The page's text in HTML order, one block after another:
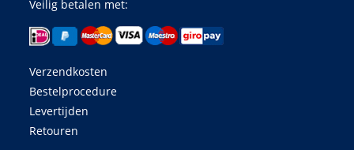
Veilig betalen met:
Verzendkosten
Bestelprocedure
Levertijden
Retouren